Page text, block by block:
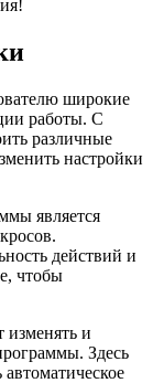
широкие
работы. С
различные
настройки
является
действий и
чтобы
изменять и
Здесь